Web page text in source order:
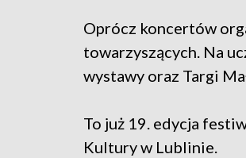
Oprócz koncertów
towarzyszących. Na
wystawy oraz Targi
To już 19. edycja
Kultury w Lublinie.